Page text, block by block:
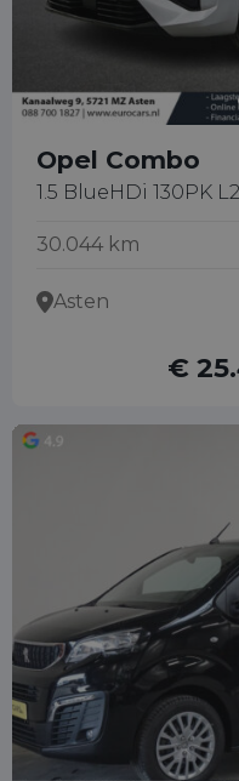
Opel Combo
1.5 BlueHDi 130PK
30.044 km
Asten
€